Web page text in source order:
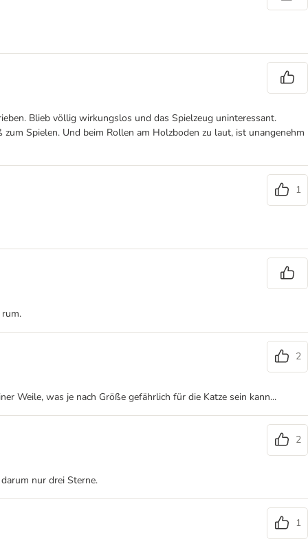
Blieb völlig wirkungslos und das Spielzeug uninteressant.
Spielen. Und beim Rollen am Holzboden zu laut, ist unangenehm
1
2
Weile, was je nach Größe gefährlich für die Katze sein kann...
2
nur drei Sterne.
1